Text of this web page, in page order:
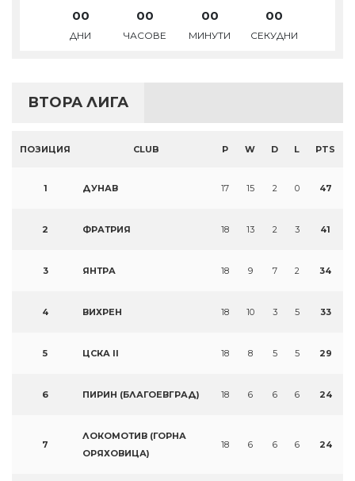
00
ДНИ
00
ЧАСОВЕ
00
МИНУТИ
00
СЕКУДНИ
ВТОРА ЛИГА
ПОЗИЦИЯ CLUB P W D L PTS
1 ДУНАВ 17 15 2 0 47
2 ФРАТРИЯ 18 13 2 3 41
3 ЯНТРА 18 9 7 2 34
4 ВИХРЕН 18 10 3 5 33
5 ЦСКА II 18 8 5 5 29
6 ПИРИН (БЛАГОЕВГРАД) 18 6 6 6 24
7
ЛОКОМОТИВ (ГОРНА
ОРЯХОВИЦА)
18 6 6 6 24